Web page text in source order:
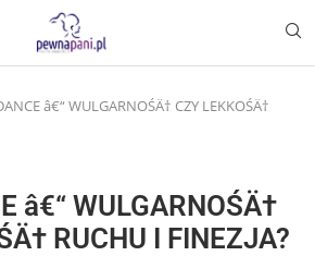
â€“ WULGARNOŚÄ† CZY LEKKOŚÄ†
â€“ WULGARNOŚÄ†
RUCHU I FINEZJA?